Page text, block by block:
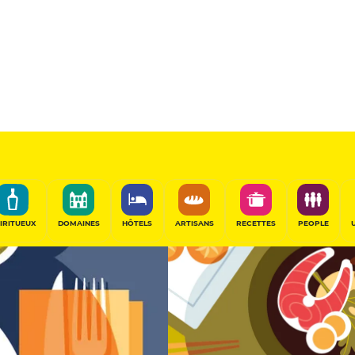
DOMAINES HÔTELS ARTISANS RECETTES PEOPLE